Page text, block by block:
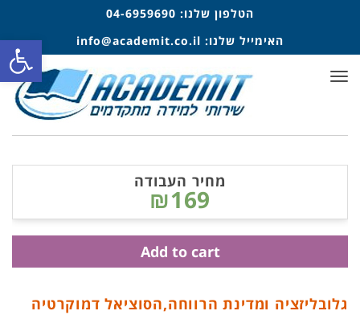
הטלפון שלנו: 04-6959690
האימייל שלנו: info@academit.co.il
תפריט
גלובליזציה ומדינת הרווחה,הסוציאל דמוקרטיה
מחיר העבודה
₪169
Add to cart
פתח